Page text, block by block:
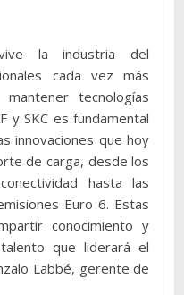
la industria del
cada vez más
tecnologías
y SKC es fundamental
innovaciones que hoy
de carga, desde los
hasta las
Euro 6. Estas
conocimiento y
que liderará el
Labbé, gerente de